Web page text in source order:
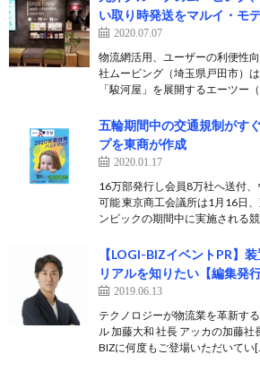
い取り時発送をマルイ・モ
2020.07.07
物流網活用、ユーザーの利便性
社ムービング（埼玉県戸田市）
「駿河屋」を展開するエーツー
五輪期間中の交通規制がす
プを東商が作成
2020.01.17
16万部発行し会員8万社へ送付
可能 東京商工会議所は1月16日
ンピックの期間中に実施される
【LOGI-BIZイベントPR】
リアルを知りたい【編集発
2019.06.13
テクノロジーが物流業を革新す
ル 加藤大和 社長 アッカの加藤
BIZに何度もご登場いただいてい